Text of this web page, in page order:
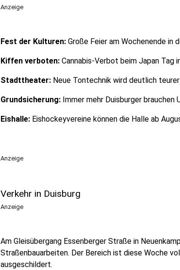
Anzeige
Fest der Kulturen: Große Feier am Wochenende in
Kiffen verboten: Cannabis-Verbot beim Japan Tag
Stadttheater: Neue Tontechnik wird deutlich
Grundsicherung: Immer mehr Duisburger
Eishalle: Eishockeyvereine können die Halle ab
Anzeige
Verkehr in Duisburg
Anzeige
Am Gleisübergang Essenberger Straße in
Straßenbauarbeiten. Der Bereich ist diese Woche
ausgeschildert.